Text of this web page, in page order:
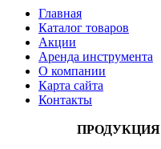
Главная
Каталог товаров
Акции
Аренда инструмента
О компании
Карта сайта
Контакты
ПРОДУКЦИЯ